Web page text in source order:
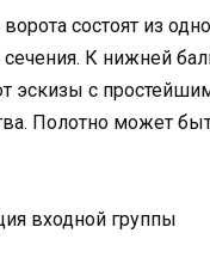
состоят из
К нижней
эскизы с
Полотно может
входной группы